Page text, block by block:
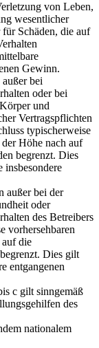
von Leben,
wesentlicher
Schäden, die auf
Gewinn.
bei
oder bei
und
Vertragspflichten
typischerweise
Höhe nach auf
begrenzt. Dies
insbesondere
außer bei der
oder
des Betreibers
vorhersehbaren
die
Dies gilt
entgangenen
c gilt sinngemäß
des
nationalem